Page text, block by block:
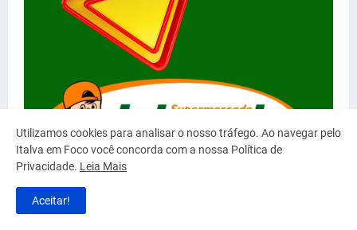
Utilizamos cookies para analisar o nosso tráfego. Ao navegar pelo
Italva em Foco você concorda com a nossa Política de
Privacidade. Leia Mais
Aceitar!